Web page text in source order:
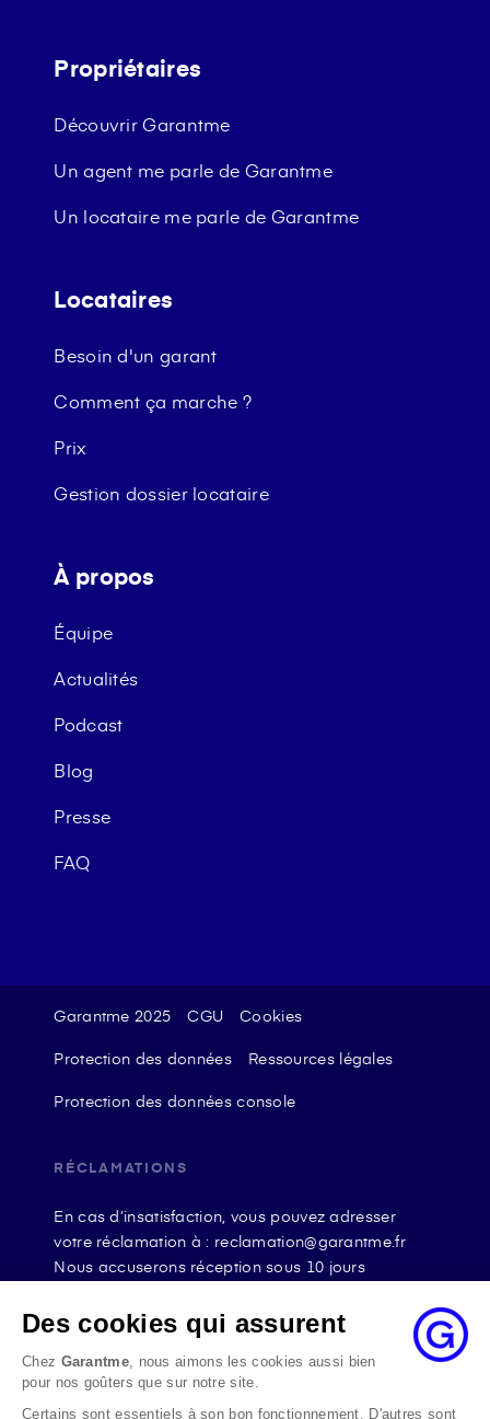
Propriétaires
Découvrir Garantme
Un agent me parle de Garantme
Un locataire me parle de Garantme
Locataires
Besoin d'un garant
Comment ça marche ?
Prix
Gestion dossier locataire
À propos
Équipe
Actualités
Podcast
Blog
Presse
FAQ
Garantme 2025 CGU Cookies
Protection des données Ressources légales
Protection des données console
RÉCLAMATIONS
En cas d’insatisfaction, vous pouvez adresser
votre réclamation à : reclamation@garantme.fr
Nous accuserons réception sous 10 jours
état de cause, nous répondrons à la réclamation
au maximum dans les 2 mois.
Si le désaccord persiste, vous pouvez solliciter
l’avis du Médiateur de l’Assurance par internet à
Des cookies qui assurent
Chez Garantme, nous aimons les cookies aussi bien
pour nos goûters que sur notre site.
Certains sont essentiels à son bon fonctionnement. D'autres sont